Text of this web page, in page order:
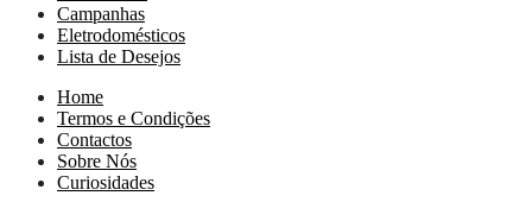
Campanhas
Eletrodomésticos
Lista de Desejos
Home
Termos e Condições
Contactos
Sobre Nós
Curiosidades